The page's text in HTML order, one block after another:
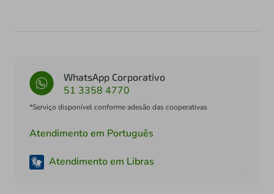
WhatsApp Corporativo
51 3358 4770
*Serviço disponível conforme adesão das cooperativas
Atendimento em Português
Atendimento em Libras